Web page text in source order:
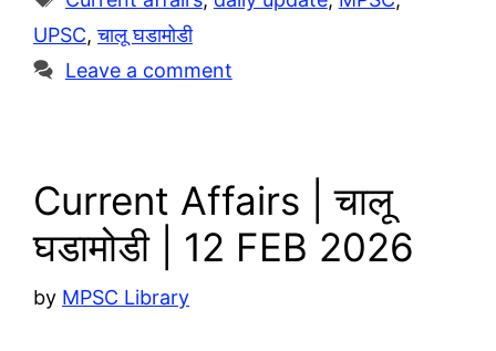
a
m
A
p
L
i
r
e
UPSC,चालू घडामोडी
Leave a comment
Current Affairs | चालू
घडामोडी | 12 FEB 2026
by MPSC Library